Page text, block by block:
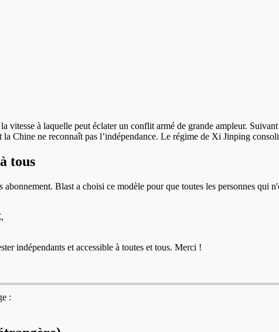
vitesse à laquelle peut éclater un conflit armé de grande ampleur.
Chine ne reconnaît pas l’indépendance. Le régime de Xi Jinping
à tous
abonnement. Blast a choisi ce modèle pour que toutes les personnes qui
indépendants et accessible à toutes et tous. Merci !
: